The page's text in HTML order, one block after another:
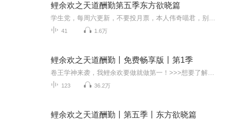
鲤余欢之天道酬勤第五季东方欲晓篇
41 1.6万
鲤余欢之天道酬勤丨免费畅享版丨第1季
123 36.2万
鲤余欢之天道酬勤丨第五季丨东方欲晓篇